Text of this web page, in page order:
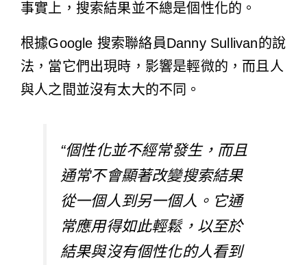
事實上，搜索結果並不總是個性化的。
根據Google 搜索聯絡員Danny Sullivan的說
法，當它們出現時，影響是輕微的，而且人
與人之間並沒有太大的不同。
“個性化並不經常發生，而且
通常不會顯著改變搜索結果
從一個人到另一個人。它通
常應用得如此輕鬆，以至於
結果與沒有個性化的人看到